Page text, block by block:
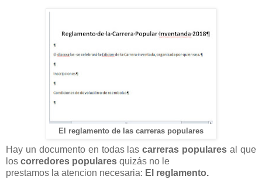
El reglamento de las carreras populares
Hay un documento en todas lascarreras populares al que
los corredores populares quizás no le
prestamos la atencion necesaria: El reglamento.